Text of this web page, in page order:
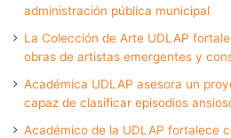
administración pública municipal
La Colección de Arte UDLAP
obras de artistas emergentes y
Académica UDLAP asesora un
capaz de clasificar episodios
Académico de la UDLAP fortalece